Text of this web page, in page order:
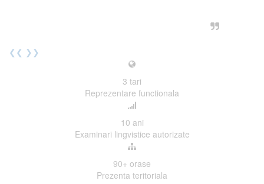
❮❮ ❯❯
3 tari
Reprezentare functionala
10 ani
Examinari lingvistice autorizate
90+ orase
Prezenta teritoriala